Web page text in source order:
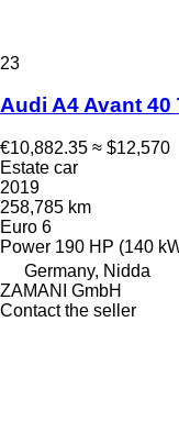
23
Audi A4 Avant 40
€10,882.35 ≈ $12,570
Estate car
2019
258,785 km
Euro 6
Power 190 HP (140
Germany, Nidda
ZAMANI GmbH
Contact the seller